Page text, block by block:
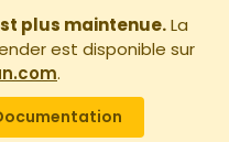
plus maintenue.La
est disponible sur
.